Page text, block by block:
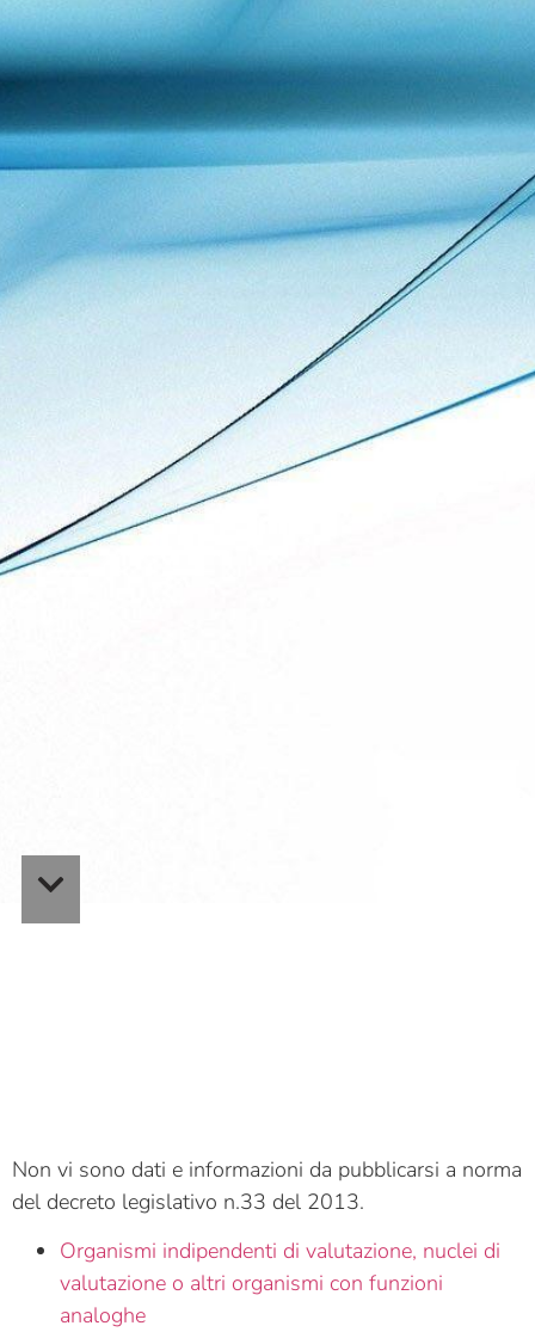
Non vi sono dati e informazioni da pubblicarsi a norma
del decreto legislativo n.33 del 2013.
Organismi indipendenti di valutazione, nuclei di
valutazione o altri organismi con funzioni
analoghe